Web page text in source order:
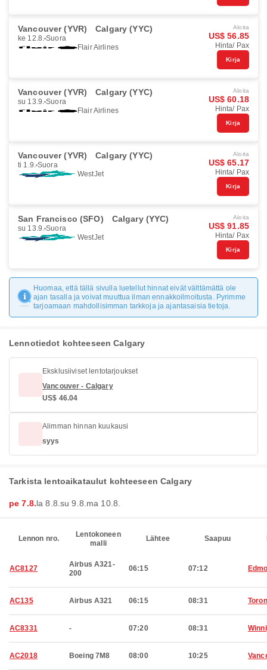
Vancouver (YVR) Calgary (YYC)
ke 12.8. Suora
Flair Airlines
Aloita
US$ 56.85
Hinta/ Pax
Kirja
Vancouver (YVR) Calgary (YYC)
su 13.9. Suora
Flair Airlines
Aloita
US$ 60.18
Hinta/ Pax
Kirja
Vancouver (YVR) Calgary (YYC)
ti 1.9. Suora
WestJet
Aloita
US$ 65.17
Hinta/ Pax
Kirja
San Francisco (SFO) Calgary (YYC)
su 13.9. Suora
WestJet
Aloita
US$ 91.85
Hinta/ Pax
Kirja
Huomaa, että tällä sivulla luetellut hinnat eivät välttämättä ole
ajan tasalla ja voivat muuttua ilman ennakkoilmoitusta. Pyrimme
tarjoamaan mahdollisimman tarkkoja ja ajantasaisia tietoja.
Lennotiedot kohteeseen Calgary
Eksklusiiviset lentotarjoukset
Vancouver - Calgary
US$ 46.04
Alimman hinnan kuukausi
syys
Tarkista lentoaikataulut kohteeseen Calgary
pe 7.8.la 8.8. su 9.8. ma 10.8.
Lennon nro.
Lentokoneen
malli
Lähtee Saapuu
AC8127
Airbus A321-
200
06:15 07:12
AC135 Airbus A321 06:15 08:31
AC8331 - 07:20 08:31
AC2018 Boeing 7M8 08:00 10:25